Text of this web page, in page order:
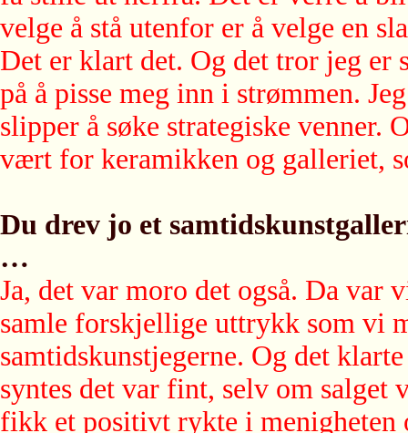
velge å stå utenfor er å velge en
Det er klart det. Og det tror jeg er
på å pisse meg inn i strømmen.
slipper å søke strategiske venner.
vært for keramikken og galleriet,
Du drev jo et
…
Ja, det var moro det også. Da var
samle forskjellige uttrykk som vi
samtidskunstjegerne. Og det
syntes det var fint, selv om
fikk et positivt rykte i menigheten